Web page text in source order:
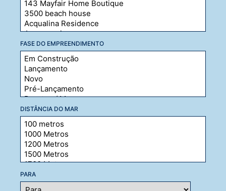
FASE DO EMPREENDIMENTO
DISTÂNCIA DO MAR
PARA